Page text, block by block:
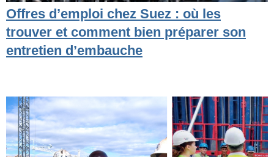
Offres d’emploi chez Suez : où les
trouver et comment bien préparer son
entretien d’embauche